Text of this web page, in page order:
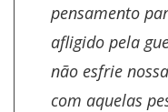
pensamento
afligido pela
não esfrie
com aquelas